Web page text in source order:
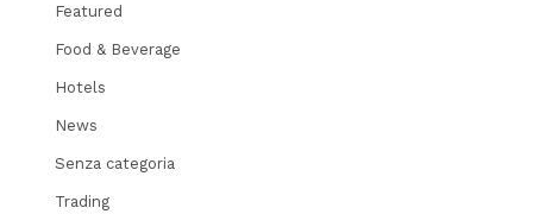
Featured
Food & Beverage
Hotels
News
Senza categoria
Trading